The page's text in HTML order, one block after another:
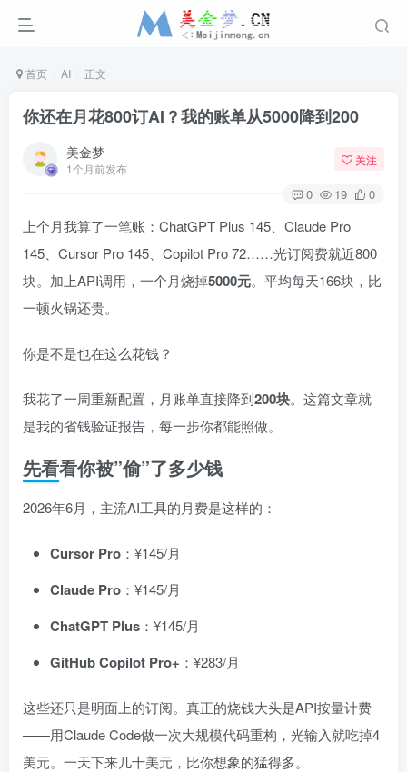
首页 AI 正文
你还在月花800订AI？我的账单从5000降到200
美金梦
1个月前发布
关注
0 19 0
上个月我算了一笔账：ChatGPT Plus 145、Claude Pro
145、Cursor Pro 145、Copilot Pro 72……光订阅费就近800
块。加上API调用，一个月烧掉5000元。平均每天166块，比
一顿火锅还贵。
你是不是也在这么花钱？
我花了一周重新配置，月账单直接降到200块。这篇文章就
是我的省钱验证报告，每一步你都能照做。
先看看你被”偷”了多少钱
2026年6月，主流AI工具的月费是这样的：
Cursor Pro ：¥145/月
Claude Pro ：¥145/月
ChatGPT Plus ：¥145/月
GitHub Copilot Pro+ ：¥283/月
这些还只是明面上的订阅。真正的烧钱大头是API按量计费
——用Claude Code做一次大规模代码重构，光输入就吃掉4
美元。一天下来几十美元，比你想象的猛得多。